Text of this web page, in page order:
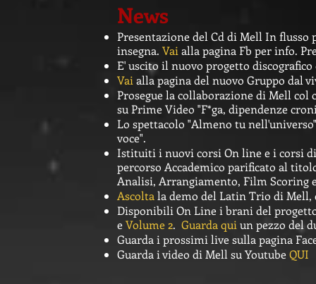
News
Presentazione del Cd di Mell In
insegna. Vai alla pagina Fb per info.
E' uscito il nuovo progetto
Vai alla pagina del nuovo Gruppo dal
Prosegue la collaborazione di Mell col
su Prime Video "F*ga, dipendenze
Lo spettacolo "Almeno tu
voce".
Istituiti i nuovi corsi On line e i corsi
percorso Accademico parificato al
Analisi, Arrangiamento, Film Scoring
Ascolta la demo del Latin Trio di Mell,
Disponibili On Line i brani del
eVolume 2. Guarda qui un pezzo del
Guarda i prossimi live sulla pagina
Guarda i video di Mell su YoutubeQUI